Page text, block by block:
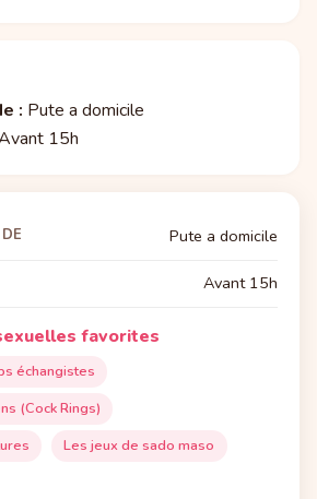
: Pute a domicile
15h
Pute a domicile
Avant 15h
favorites
échangistes
(Cock Rings)
Les jeux de sado maso